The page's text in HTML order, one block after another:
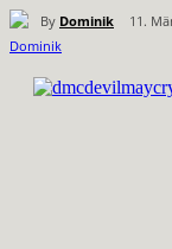
By Dominik 11.